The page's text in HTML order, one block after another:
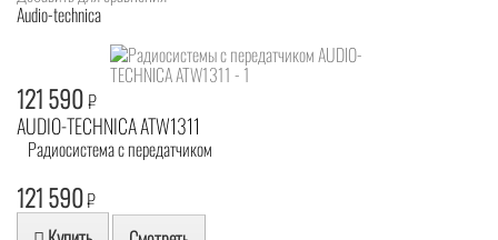
Audio-technica
121 590₽
AUDIO-TECHNICA ATW1311
Радиосистема с передатчиком
121 590₽